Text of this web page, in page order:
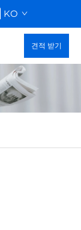
KO
견적 받기